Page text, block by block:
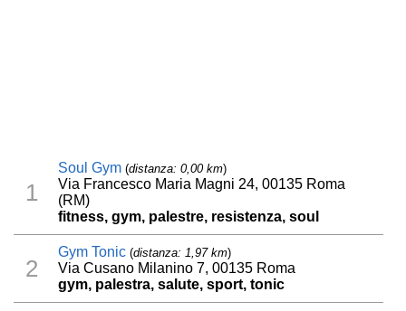
1
Soul Gym (distanza: 0,00 km)
Via Francesco Maria Magni 24, 00135 Roma
(RM)
fitness, gym, palestre, resistenza, soul
2
Gym Tonic (distanza: 1,97 km)
Via Cusano Milanino 7, 00135 Roma
gym, palestra, salute, sport, tonic